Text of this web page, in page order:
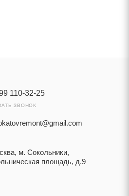
110-32-25
ЗВОНОК
м. Сокольники,
площадь, д.9